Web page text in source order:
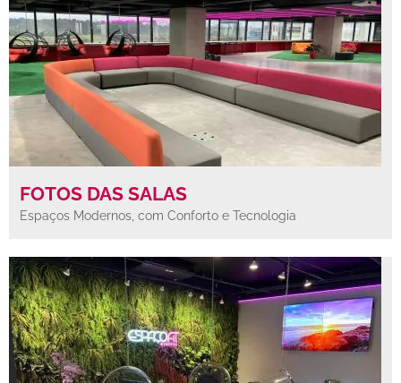
FOTOS DAS SALAS
Espaços Modernos, com Conforto e Tecnologia